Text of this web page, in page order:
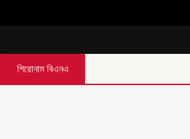
শিরোনাম বিএনএ